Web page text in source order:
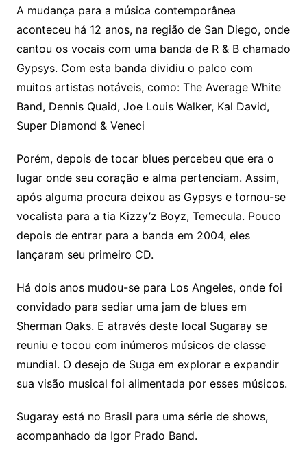
A mudança para a música contemporânea
aconteceu há 12 anos, na região de San Diego, onde
cantou os vocais com uma banda de R & B chamado
Gypsys. Com esta banda dividiu o palco com
muitos artistas notáveis, como: The Average White
Band, Dennis Quaid, Joe Louis Walker, Kal David,
Super Diamond & Veneci
Porém, depois de tocar blues percebeu que era o
lugar onde seu coração e alma pertenciam. Assim,
após alguma procura deixou as Gypsys e tornou-se
vocalista para a tia Kizzy’z Boyz, Temecula. Pouco
depois de entrar para a banda em 2004, eles
lançaram seu primeiro CD.
Há dois anos mudou-se para Los Angeles, onde foi
convidado para sediar uma jam de blues em
Sherman Oaks. E através deste local Sugaray se
reuniu e tocou com inúmeros músicos de classe
mundial. O desejo de Suga em explorar e expandir
sua visão musical foi alimentada por esses músicos.
Sugaray está no Brasil para uma série de shows,
acompanhado da Igor Prado Band.